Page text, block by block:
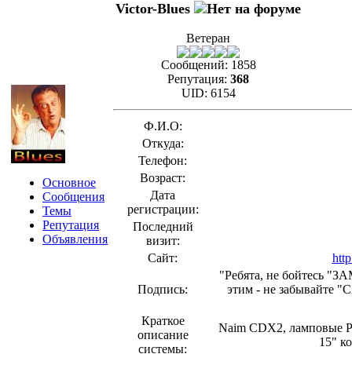
Основное
Сообщения
Темы
Репутация
Объявления
Victor-Blues
Ветеран
Сообщений: 1858
Репутация: 368
UID: 6154
Ф.И.О:
Откуда:
Телефон:
Возраст:
Дата
регистрации:
Последний
визит:
Сайт:
Подпись:
"Ребята, не бойтесь
этим - не
Краткое
описание
системы:
Naim CDX2, ламповые
15"